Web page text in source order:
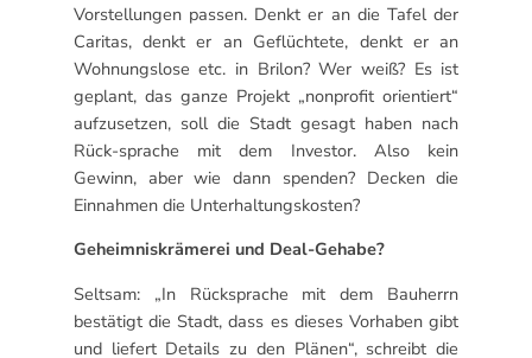
Vorstellungen passen. Denkt er an die Tafel der
Caritas, denkt er an Geflüchtete, denkt er an
Wohnungslose etc. in Brilon? Wer weiß? Es ist
geplant, das ganze Projekt „nonprofit orientiert“
aufzusetzen, soll die Stadt gesagt haben nach
Rück-sprache mit dem Investor. Also kein
Gewinn, aber wie dann spenden? Decken die
Einnahmen die Unterhaltungskosten?
Geheimniskrämerei und Deal-Gehabe?
Seltsam: „In Rücksprache mit dem Bauherrn
bestätigt die Stadt, dass es dieses Vorhaben gibt
und liefert Details zu den Plänen“, schreibt die